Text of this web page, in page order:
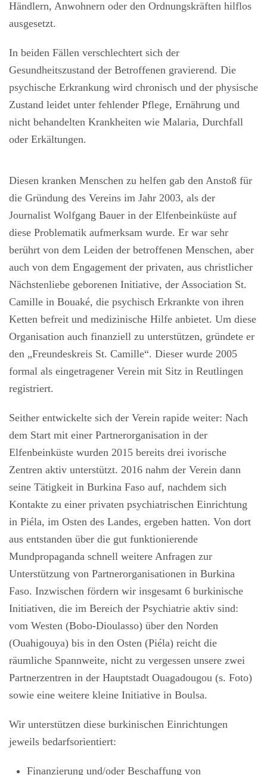
Händlern, Anwohnern oder den Ordnungskräften hilflos
ausgesetzt.
In beiden Fällen verschlechtert sich der
Gesundheitszustand der Betroffenen gravierend. Die
psychische Erkrankung wird chronisch und der physische
Zustand leidet unter fehlender Pflege, Ernährung und
nicht behandelten Krankheiten wie Malaria, Durchfall
oder Erkältungen.
Diesen kranken Menschen zu helfen gab den Anstoß für
die Gründung des Vereins im Jahr 2003, als der
Journalist Wolfgang Bauer in der Elfenbeinküste auf
diese Problematik aufmerksam wurde. Er war sehr
berührt von dem Leiden der betroffenen Menschen, aber
auch von dem Engagement der privaten, aus christlicher
Nächstenliebe geborenen Initiative, der Association St.
Camille in Bouaké, die psychisch Erkrankte von ihren
Ketten befreit und medizinische Hilfe anbietet. Um diese
Organisation auch finanziell zu unterstützen, gründete er
den „Freundeskreis St. Camille“. Dieser wurde 2005
formal als eingetragener Verein mit Sitz in Reutlingen
registriert.
Seither entwickelte sich der Verein rapide weiter: Nach
dem Start mit einer Partnerorganisation in der
Elfenbeinküste wurden 2015 bereits drei ivorische
Zentren aktiv unterstützt. 2016 nahm der Verein dann
seine Tätigkeit in Burkina Faso auf, nachdem sich
Kontakte zu einer privaten psychiatrischen Einrichtung
in Piéla, im Osten des Landes, ergeben hatten. Von dort
aus entstanden über die gut funktionierende
Mundpropaganda schnell weitere Anfragen zur
Unterstützung von Partnerorganisationen in Burkina
Faso. Inzwischen fördern wir insgesamt 6 burkinische
Initiativen, die im Bereich der Psychiatrie aktiv sind:
vom Westen (Bobo-Dioulasso) über den Norden
(Ouahigouya) bis in den Osten (Piéla) reicht die
räumliche Spannweite, nicht zu vergessen unsere zwei
Partnerzentren in der Hauptstadt Ouagadougou (s. Foto)
sowie eine weitere kleine Initiative in Boulsa.
Wir unterstützen diese burkinischen Einrichtungen
jeweils bedarfsorientiert:
Finanzierung und/oder Beschaffung von